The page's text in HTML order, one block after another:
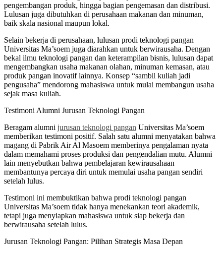
pengembangan produk, hingga bagian pengemasan dan distribusi.
Lulusan juga dibutuhkan di perusahaan makanan dan minuman,
baik skala nasional maupun lokal.
Selain bekerja di perusahaan, lulusan prodi teknologi pangan
Universitas Ma’soem juga diarahkan untuk berwirausaha. Dengan
bekal ilmu teknologi pangan dan keterampilan bisnis, lulusan dapat
mengembangkan usaha makanan olahan, minuman kemasan, atau
produk pangan inovatif lainnya. Konsep “sambil kuliah jadi
pengusaha” mendorong mahasiswa untuk mulai membangun usaha
sejak masa kuliah.
Testimoni Alumni Jurusan Teknologi Pangan
Beragam alumni jurusan teknologi pangan Universitas Ma’soem
memberikan testimoni positif. Salah satu alumni menyatakan bahwa
magang di Pabrik Air Al Masoem memberinya pengalaman nyata
dalam memahami proses produksi dan pengendalian mutu. Alumni
lain menyebutkan bahwa pembelajaran kewirausahaan
membantunya percaya diri untuk memulai usaha pangan sendiri
setelah lulus.
Testimoni ini membuktikan bahwa prodi teknologi pangan
Universitas Ma’soem tidak hanya menekankan teori akademik,
tetapi juga menyiapkan mahasiswa untuk siap bekerja dan
berwirausaha setelah lulus.
Jurusan Teknologi Pangan: Pilihan Strategis Masa Depan